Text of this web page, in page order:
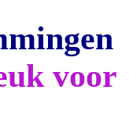
voor